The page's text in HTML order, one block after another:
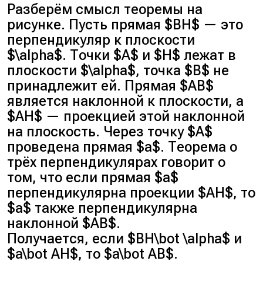
Разберём смысл теоремы на
рисунке. Пусть прямая $BH$ — это
перпендикуляр к плоскости
$\alpha$. Точки $A$ и $H$ лежат в
плоскости $\alpha$, точка $B$ не
принадлежит ей. Прямая $AB$
является наклонной к плоскости, а
$AH$ — проекцией этой наклонной
на плоскость. Через точку $A$
проведена прямая $a$. Теорема о
трёх перпендикулярах говорит о
том, что если прямая $a$
перпендикулярна проекции $AH$, то
$a$ также перпендикулярна
наклонной $AB$.
Получается, если $BH\bot \alpha$ и
$a\bot AH$, то $a\bot AB$.